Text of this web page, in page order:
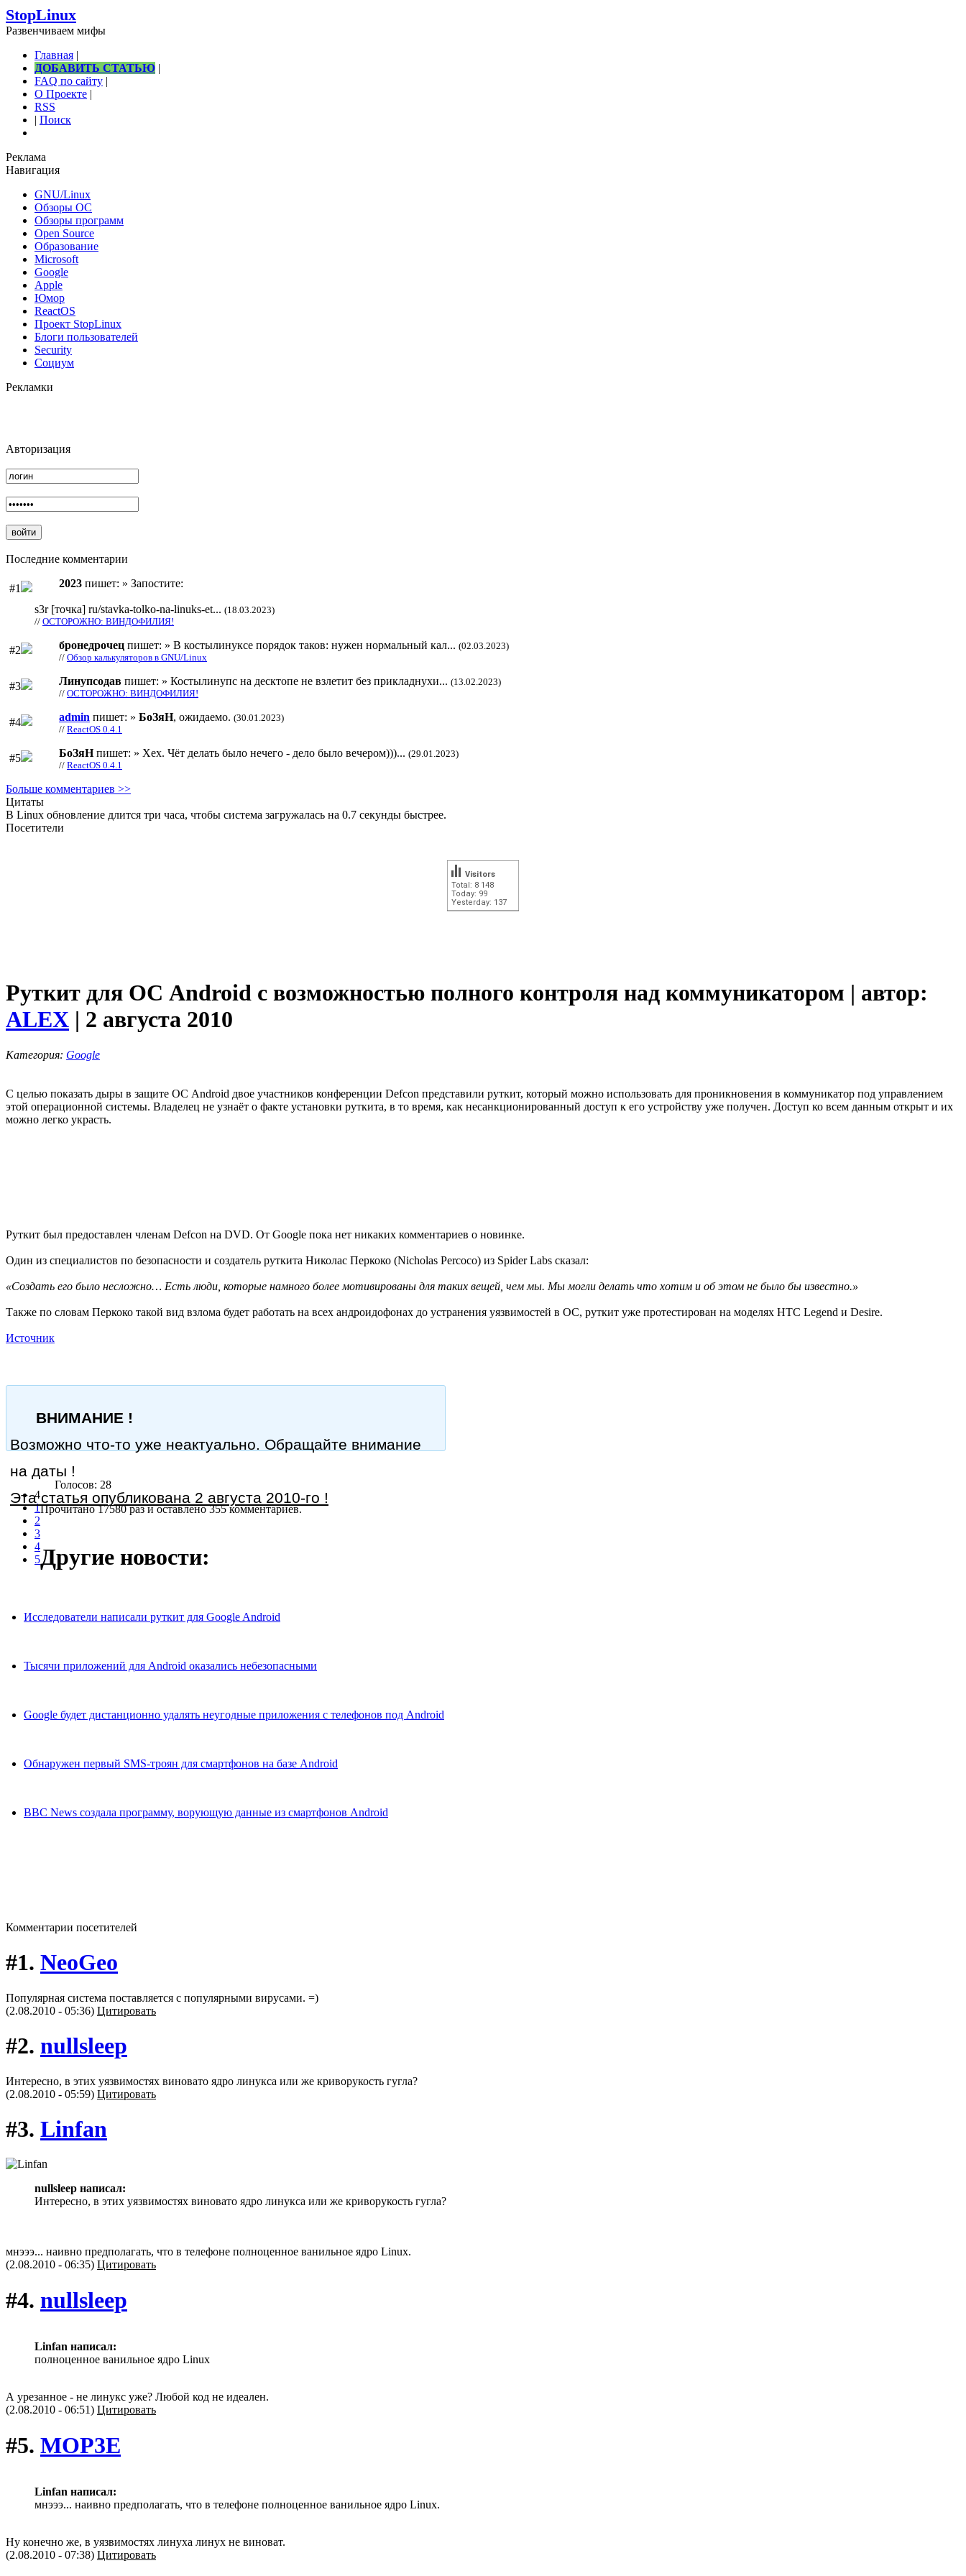
StopLinux
Развенчиваем мифы
Главная |
ДОБАВИТЬ СТАТЬЮ |
FAQ по сайту |
О Проекте |
RSS
| Поиск
Реклама
Навигация
GNU/Linux
Обзоры ОС
Обзоры программ
Open Source
Образование
Microsoft
Google
Apple
Юмор
ReactOS
Проект StopLinux
Блоги пользователей
Security
Социум
Рекламки
Авторизация
Последние комментарии
#1 2023 пишет: » Запостите:
s3r [точка] ru/stavka-tolko-na-linuks-et... (18.03.2023)
// ОСТОРОЖНО: ВИНДОФИЛИЯ!
#2 бронедрочец пишет: » В костылинуксе порядок таков: нужен нормальный кал... (02.03.2023)
// Обзор калькуляторов в GNU/Linux
#3 Линупсодав пишет: » Костылинупс на десктопе не взлетит без прикладнухи... (13.02.2023)
// ОСТОРОЖНО: ВИНДОФИЛИЯ!
#4 admin пишет: » БоЗяН, ожидаемо. (30.01.2023)
// ReactOS 0.4.1
#5 БоЗяНпишет: » Хех. Чёт делать было нечего - дело было вечером)))... (29.01.2023)
// ReactOS 0.4.1
Больше комментариев >>
Цитаты
В Linux обновление длится три часа, чтобы система загружалась на 0.7 секунды быстрее.
Посетители
Total: 8 148
Today: 99
Yesterday: 137
Visitors
Руткит для ОС Android с возможностью полного контроля над коммуникатором | автор:
ALEX | 2 августа 2010
Категория: Google
С целью показать дыры в защите ОС Android двое участников конференции Defcon представили руткит, который можно использовать для проникновения в коммуникатор под управлением
этой операционной системы. Владелец не узнаёт о факте установки руткита, в то время, как несанкционированный доступ к его устройству уже получен. Доступ ко всем данным открыт и их
можно легко украсть.
Руткит был предоставлен членам Defcon на DVD. От Google пока нет никаких комментариев о новинке.
Один из специалистов по безопасности и создатель руткита Николас Перкоко (Nicholas Percoco) из Spider Labs сказал:
«Создать его было несложно… Есть люди, которые намного более мотивированы для таких вещей, чем мы. Мы могли делать что хотим и об этом не было бы известно.»
Также по словам Перкоко такой вид взлома будет работать на всех андроидофонах до устранения уязвимостей в ОС, руткит уже протестирован на моделях HTC Legend и Desire.
Источник
ВНИМАНИЕ !
Возможно что-то уже неактуально. Обращайте внимание
на даты !
Эта статья опубликована 2 августа 2010-го !
4
1
2
3
4
5
Голосов: 28
Прочитано 17580 рази оставлено 355 комментариев.
Другие новости:
Исследователи написали руткит для Google Android
Тысячи приложений для Android оказались небезопасными
Google будет дистанционно удалять неугодные приложения с телефонов под Android
Обнаружен первый SMS-троян для смартфонов на базе Android
BBC News создала программу, ворующую данные из смартфонов Android
Комментарии посетителей
#1. NeoGeo
Популярная система поставляется с популярными вирусами. =)
(2.08.2010 - 05:36) Цитировать
#2. nullsleep
Интересно, в этих уязвимостях виновато ядро линукса или же криворукость гугла?
(2.08.2010 - 05:59) Цитировать
#3. Linfan
nullsleep написал:
Интересно, в этих уязвимостях виновато ядро линукса или же криворукость гугла?
мнэээ... наивно предполагать, что в телефоне полноценное ванильное ядро Linux.
(2.08.2010 - 06:35) Цитировать
#4. nullsleep
Linfan написал:
полноценное ванильное ядро Linux
А урезанное - не линукс уже? Любой код не идеален.
(2.08.2010 - 06:51) Цитировать
#5. MOP3E
Linfan написал:
мнэээ... наивно предполагать, что в телефоне полноценное ванильное ядро Linux.
Ну конечно же, в уязвимостях линуха линух не виноват.
(2.08.2010 - 07:38) Цитировать